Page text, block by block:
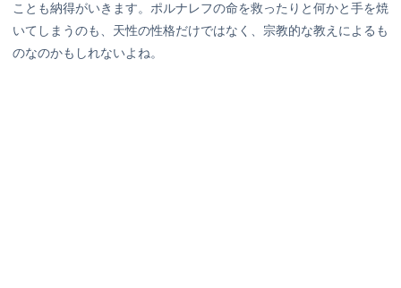
ことも納得がいきます。ポルナレフの命を救ったりと何かと手を焼
いてしまうのも、天性の性格だけではなく、宗教的な教えによるも
のなのかもしれないよね。